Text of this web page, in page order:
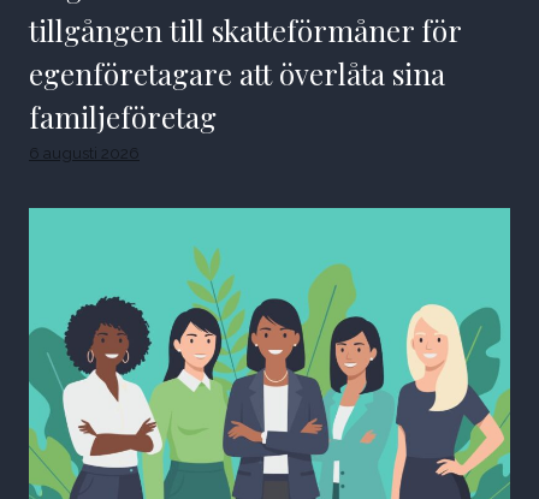
tillgången till skatteförmåner för
egenföretagare att överlåta sina
familjeföretag
6 augusti 2026